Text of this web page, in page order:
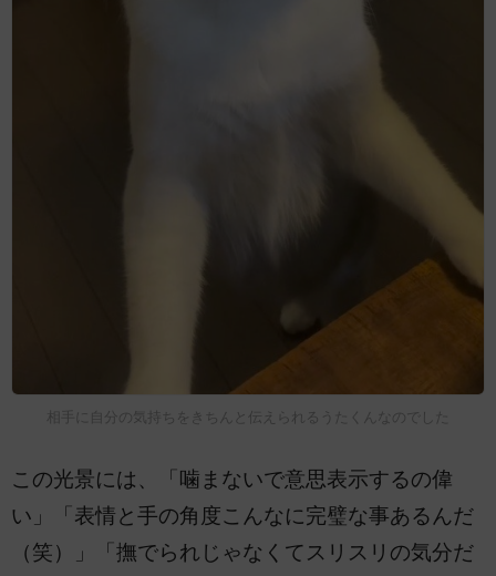
相手に自分の気持ちをきちんと伝えられるうたくんなのでした
この光景には、「噛まないで意思表示するの偉
い」「表情と手の角度こんなに完璧な事あるんだ
（笑）」「撫でられじゃなくてスリスリの気分だ